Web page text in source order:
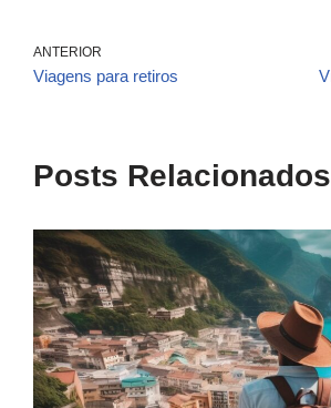
ANTERIOR
Viagens para retiros
Posts Relacionados